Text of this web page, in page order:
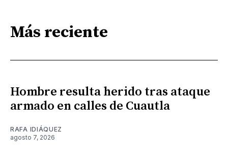
Más reciente
Hombre resulta herido tras ataque
armado en calles de Cuautla
RAFA IDIÁQUEZ
agosto 7, 2026